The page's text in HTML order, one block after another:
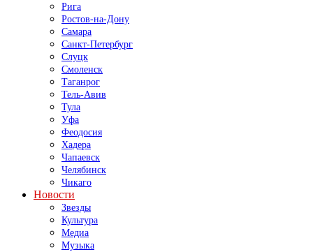
Рига
Ростов-на-Дону
Самара
Санкт-Петербург
Слуцк
Смоленск
Таганрог
Тель-Авив
Тула
Уфа
Феодосия
Хадера
Чапаевск
Челябинск
Чикаго
Новости
Звезды
Культура
Медиа
Музыка